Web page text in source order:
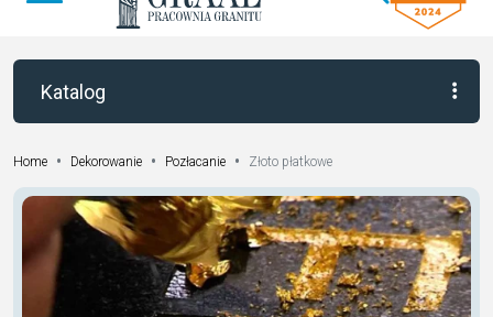
Katalog
Home • Dekorowanie • Pozłacanie • Złoto płatkowe